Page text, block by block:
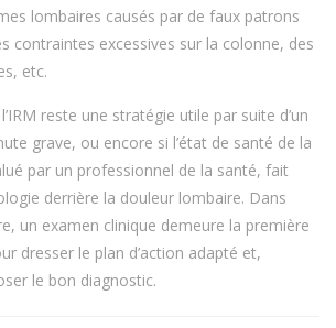
lombaires causés par de faux patrons
contraintes excessives sur la colonne, des
etc.
reste une stratégie utile par suite d’un
grave, ou encore si l’état de santé de la
par un professionnel de la santé, fait
derrière la douleur lombaire. Dans
un examen clinique demeure la première
dresser le plan d’action adapté et,
le bon diagnostic.